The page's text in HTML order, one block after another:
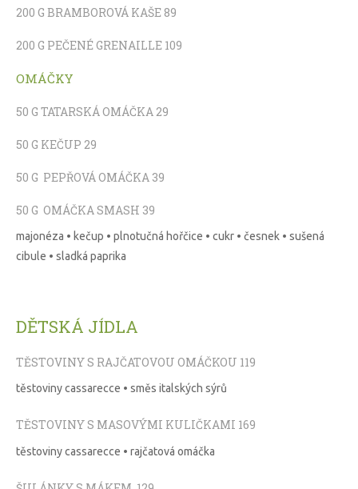
200 G BRAMBOROVÁ KAŠE 89
200 G PEČENÉ GRENAILLE 109
OMÁČKY
50 G TATARSKÁ OMÁČKA 29
50 G KEČUP 29
50 G PEPŘOVÁ OMÁČKA 39
50 G OMÁČKA SMASH 39
majonéza • kečup • plnotučná hořčice • cukr • česnek • sušená
cibule • sladká paprika
DĚTSKÁ JÍDLA
TĚSTOVINY S RAJČATOVOU OMÁČKOU 119
těstoviny cassarecce • směs italských sýrů
TĚSTOVINY S MASOVÝMI KULIČKAMI 169
těstoviny cassarecce • rajčatová omáčka